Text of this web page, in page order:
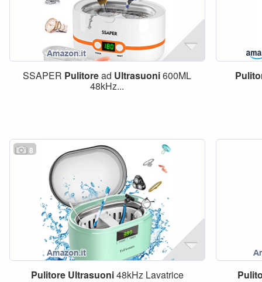
SSAPER Pulitoread Ultrasuoni600ML
48kHz...
8
Pulitore Ultrasuoni48kHz Lavatrice